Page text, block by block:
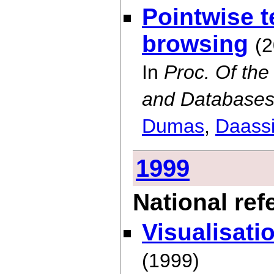
Pointwise
browsing
In Proc. Of
and
Dumas,
1999
National
(1999)